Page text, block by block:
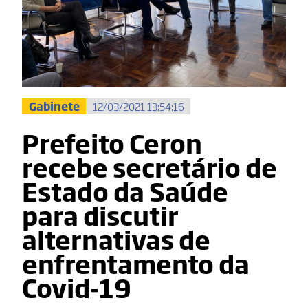
Gabinete 12/03/2021 13:54:16
Prefeito Ceron
recebe secretário de
Estado da Saúde
para discutir
alternativas de
enfrentamento da
Covid-19